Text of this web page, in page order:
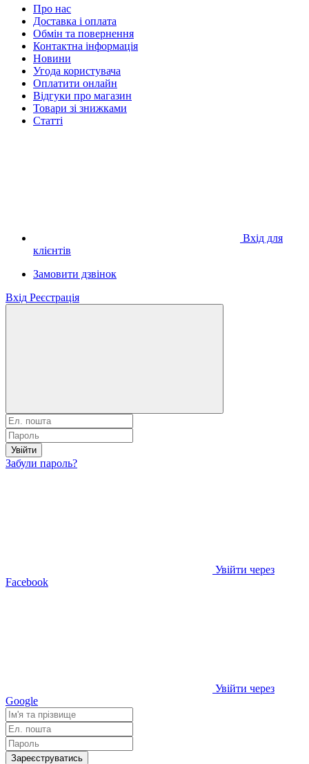
Про нас
Доставка і оплата
Обмін та повернення
Контактна інформація
Новини
Угода користувача
Оплатити онлайн
Відгуки про магазин
Товари зі знижками
Статті
Вхід для
клієнтів
Замовити дзвінок
Вхід Реєстрація
Увійти
Забули пароль?
Увійти через
Facebook
Увійти через
Google
Зареєструватись